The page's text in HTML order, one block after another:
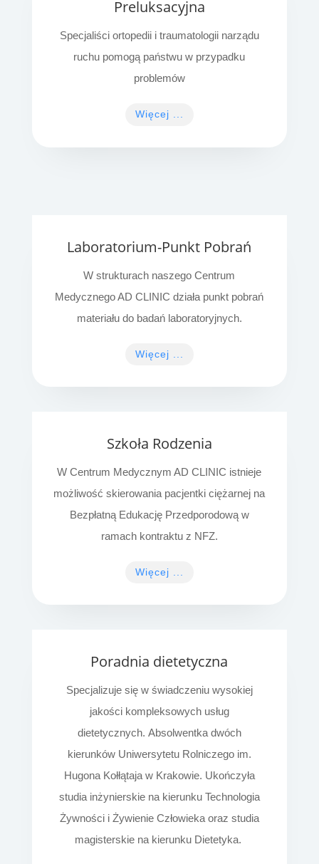
Preluksacyjna
Specjaliści ortopedii i traumatologii narządu
ruchu pomogą państwu w przypadku
problemów
Więcej ...
Laboratorium-Punkt Pobrań
W strukturach naszego Centrum
Medycznego AD CLINIC działa punkt pobrań
materiału do badań laboratoryjnych.
Więcej ...
Szkoła Rodzenia
WCentrum MedycznymAD CLINIC istnieje
możliwość skierowania pacjentki ciężarnej na
Bezpłatną Edukację Przedporodową w
ramach kontraktu z NFZ.
Więcej ...
Poradnia dietetyczna
Specjalizuje się w świadczeniu wysokiej
jakości kompleksowych usług
dietetycznych. Absolwentka dwóch
kierunków Uniwersytetu Rolniczego im.
Hugona Kołłątaja w Krakowie. Ukończyła
studia inżynierskie na kierunku Technologia
Żywności i Żywienie Człowieka oraz studia
magisterskie na kierunku Dietetyka.